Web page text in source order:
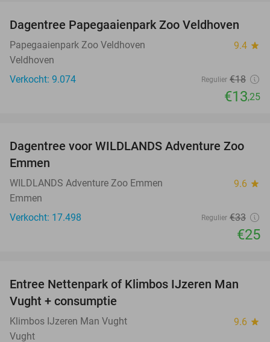
26%
Dagentree Papegaaienpark Zoo Veldhoven
Papegaaienpark Zoo Veldhoven 9.4 star
Veldhoven
Verkocht: 9.074
Regulier €18
€13,25
24%
Dagentree voor WILDLANDS Adventure Zoo
Emmen
WILDLANDS Adventure Zoo Emmen 9.6 star
Emmen
Verkocht: 17.498
Regulier €33
€25
29%
Entree Nettenpark of Klimbos IJzeren Man
Vught + consumptie
Klimbos IJzeren Man Vught 9.6 star
Vught